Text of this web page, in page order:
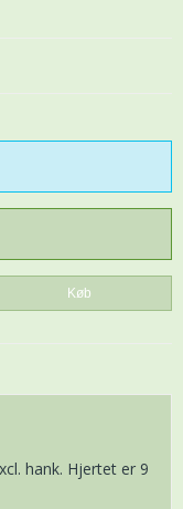
Køb
hank. Hjertet er 9